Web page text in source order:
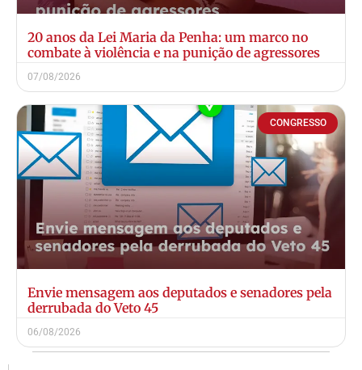
20 anos da Lei Maria da Penha: um marco no
combate à violência e na punição de agressores
07/08/2026
CONGRESSO
Envie mensagem aos deputados e senadores pela
derrubada do Veto 45
06/08/2026